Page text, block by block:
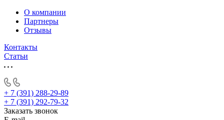
О компании
Партнеры
Отзывы
Контакты
Статьи
+ 7 (391) 288-29-89
+ 7 (391) 292-79-32
Заказать звонок